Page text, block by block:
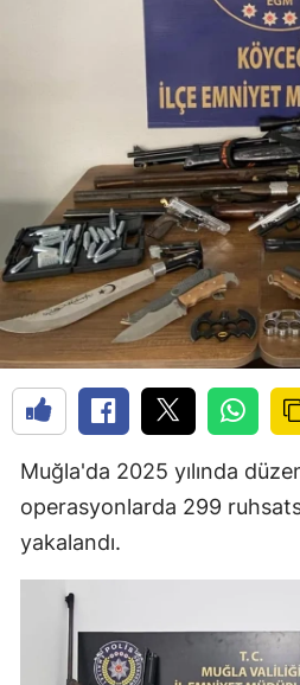
Muğla'da 2025 yılında
operasyonlarda 299
yakalandı.